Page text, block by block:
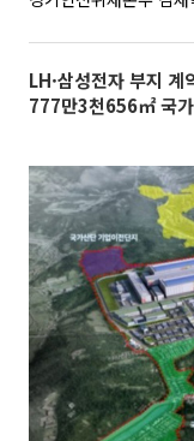
LH·삼성전자 부지
777만3천656㎡ 국